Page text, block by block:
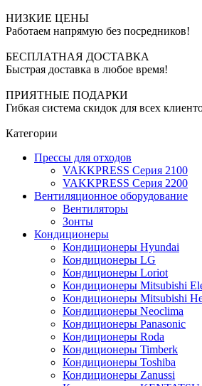
НИЗКИЕ ЦЕНЫ
Работаем напрямую без посредников!
БЕСПЛАТНАЯ ДОСТАВКА
Быстрая доставка в любое время!
ПРИЯТНЫЕ ПОДАРКИ
Гибкая система скидок для всех
Категории
Прессы для отходов
VAKKPRESS Серия 2100
VAKKPRESS Серия 2200
Вентиляционное оборудование
Вентиляторы
Зонты
Кондиционеры
Кондиционеры Hyundai
Кондиционеры LG
Кондиционеры Loriot
Кондиционеры Mitsubishi
Кондиционеры Mitsubishi
Кондиционеры Neoclima
Кондиционеры Panasonic
Кондиционеры Roda
Кондиционеры Timberk
Кондиционеры Toshiba
Кондиционеры Zanussi